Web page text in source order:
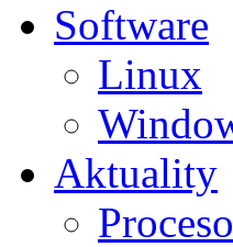
Software
Linux
Aktuality